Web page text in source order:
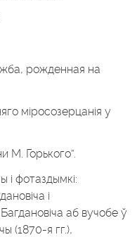
рожденная на
міросозерцанія у
М. Горького”.
і фотаздымкі:
і
аб вучобе ў
(1870-я гг.),